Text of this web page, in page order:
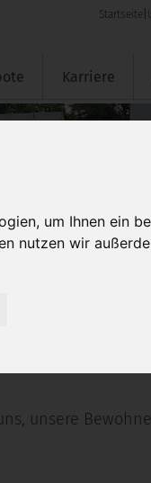
um Ihnen ein
nutzen wir
Startseite
Karriere
unsere